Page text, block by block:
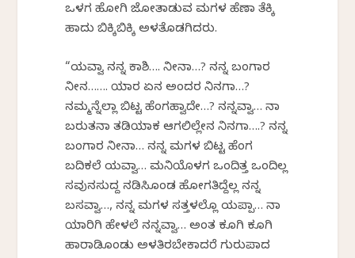
ಒಳಗ ಹೋಗಿ ಜೋತಾಡುವ ಮಗಳ ಹೆಣಾ ತೆಕ್ಕಿ
ಹಾದು ಬಿಕ್ಕಿಬಿಕ್ಕಿ ಅಳತೊಡಗಿದರು.
“ಯವ್ವಾ ನನ್ನ ಕಾಶಿ…. ನೀನಾ…? ನನ್ನ ಬಂಗಾರ
ನೀನ……. ಯಾರ ಏನ ಅಂದರ ನಿನಗಾ…?
ನಮ್ಮನ್ನೆಲ್ಲಾ ಬಿಟ್ಟ ಹೆಂಗಹ್ವಾದೇ…? ನನ್ನವ್ವಾ… ನಾ
ಬರುತನಾ ತಡಿಯಾಕ ಆಗಲಿಲ್ಲೇನ ನಿನಗಾ….? ನನ್ನ
ಬಂಗಾರ ನೀನಾ… ನನ್ನ ಮಗಳ ಬಿಟ್ಟ ಹೆಂಗ
ಬದಿಕಲೆ ಯವ್ವಾ… ಮನಿಯೊಳಗ ಒಂದಿತ್ತ ಒಂದಿಲ್ಲ
ಸವುನಸುದ್ದ ನಡಿಸಿಕೊಂಡ ಹೋಗತಿದ್ದೆಲ್ಲ ನನ್ನ
ಬಸವ್ವಾ…, ನನ್ನ ಮಗಳ ಸತ್ತಳಲ್ಲೊ ಯಪ್ಪಾ… ನಾ
ಯಾರಿಗಿ ಹೇಳಲೆ ನನ್ನವ್ವಾ… ಅಂತ ಕೂಗಿ ಕೂಗಿ
ಹಾರಾಡಿಕೊಂಡು ಅಳತಿರಬೇಕಾದರೆ ಗುರುಪಾದ